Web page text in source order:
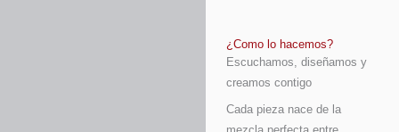
¿Como lo hacemos?
Escuchamos, diseñamos y
creamos contigo
Cada pieza nace de la